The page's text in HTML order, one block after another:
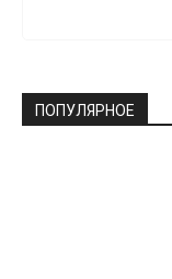
ПОПУЛЯРНОЕ